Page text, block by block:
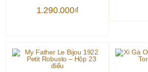
1.290.000₫